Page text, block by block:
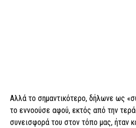
Αλλά το σημαντικότερο, δήλωνε ως
το εννοούσε αφού, εκτός από την
συνεισφορά του στον τόπο μας, ήταν